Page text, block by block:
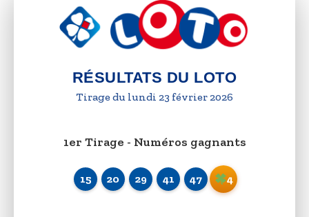
RÉSULTATS DU LOTO
Tirage du lundi 23 février 2026
1er Tirage - Numéros gagnants
15 20 29 41 47 4